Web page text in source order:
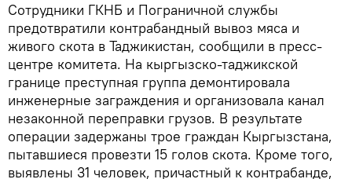
Сотрудники ГКНБ и Пограничной службы
предотвратили контрабандный вывоз мяса и
живого скота в Таджикистан, сообщили в пресс-
центре комитета. На кыргызско-таджикской
границе преступная группа демонтировала
инженерные заграждения и организовала канал
незаконной переправки грузов. В результате
операции задержаны трое граждан Кыргызстана,
пытавшиеся провезти 15 голов скота. Кроме того,
выявлены 31 человек, причастный к контрабанде,